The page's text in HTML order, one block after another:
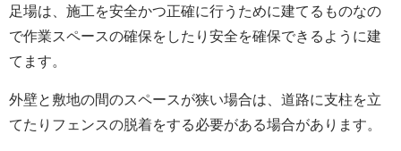
足場は、施工を安全かつ正確に行うために建てるものなの
で作業スペースの確保をしたり安全を確保できるように建
てます。
外壁と敷地の間のスペースが狭い場合は、道路に支柱を立
てたりフェンスの脱着をする必要がある場合があります。